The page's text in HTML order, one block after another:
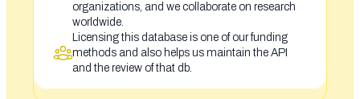
organizations, and we collaborate on research
worldwide.
Licensing this database is one of our funding
methods and also helps us maintain the API
and the review of that db.